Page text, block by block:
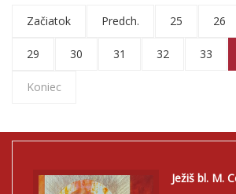
Začiatok Predch. 25 26
29 30 31 32 33
Koniec
Ježiš bl. M.